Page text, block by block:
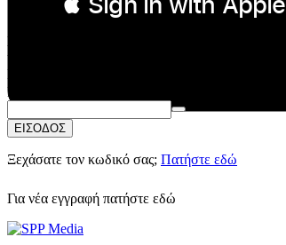
Συνεχίστε με Apple
ή
Email:
Κωδικός Πρόσβασης:
ΕΙΣΟΔΟΣ
Ξεχάσατε τον κωδικό σας; Πατήστε εδώ
Για νέα εγγραφή πατήστε εδώ